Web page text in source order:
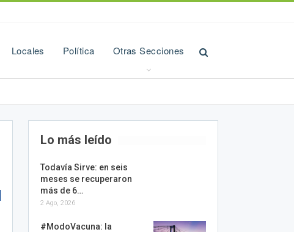
Locales Política Otras Secciones
Lo más leído
Todavía Sirve: en seis
meses se recuperaron
más de 6…
2 Ago, 2026
#ModoVacuna: la